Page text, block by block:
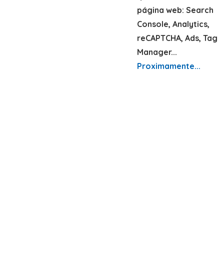
página web: Search
Console, Analytics,
reCAPTCHA, Ads, Tag
Manager...
Proximamente...